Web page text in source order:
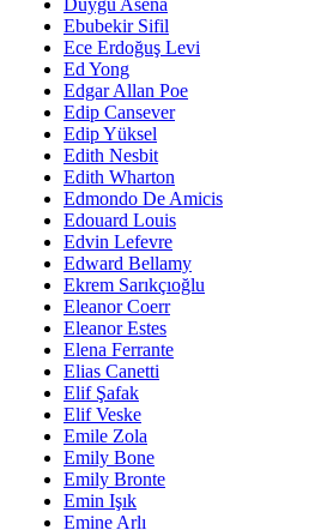
Duygu Asena
Ebubekir Sifil
Ece Erdoğuş Levi
Ed Yong
Edgar Allan Poe
Edip Cansever
Edip Yüksel
Edith Nesbit
Edith Wharton
Edmondo De Amicis
Edouard Louis
Edvin Lefevre
Edward Bellamy
Ekrem Sarıkçıoğlu
Eleanor Coerr
Eleanor Estes
Elena Ferrante
Elias Canetti
Elif Şafak
Elif Veske
Emile Zola
Emily Bone
Emily Bronte
Emin Işık
Emine Arlı